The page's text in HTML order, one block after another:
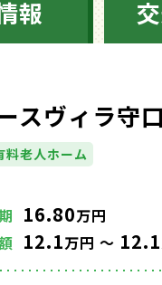
報
スヴィラ守口
料老人ホーム
16.80万円
12.1万円 ～ 12.1